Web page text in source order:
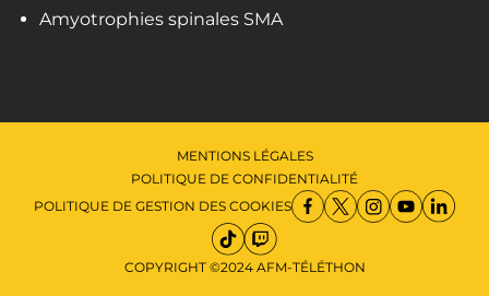
Amyotrophies spinales SMA
COPYRIGHT ©2024 AFM-TÉLÉTHON
MENTIONS LÉGALES
POLITIQUE DE CONFIDENTIALITÉ
POLITIQUE DE GESTION DES COOKIES